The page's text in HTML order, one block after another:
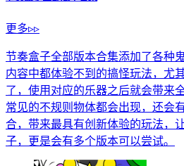
更多▹▹
节奏盒子全部版本合集添加了各种
内容中都体验不到的搞怪玩法，尤
了，使用对应的乐器之后就会带来
常见的不规则物体都会出现，还会
合，带来最具有创新体验的玩法，
子，更是会有多个版本可以尝试。